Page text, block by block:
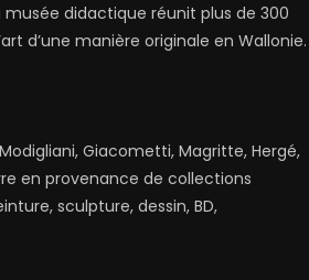
didactique réunit plus de 300
d’une manière originale en Wallonie.
Giacometti, Magritte, Hergé,
en provenance de collections
sculpture, dessin, BD,